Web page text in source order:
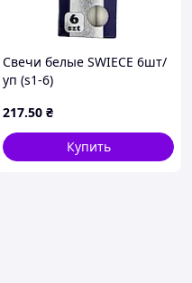
Свечи белые SWIECE 6шт/
уп (s1-6)
217.50 ₴
Купить